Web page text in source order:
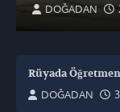
DOĞADAN
Rüyada
DOĞADAN